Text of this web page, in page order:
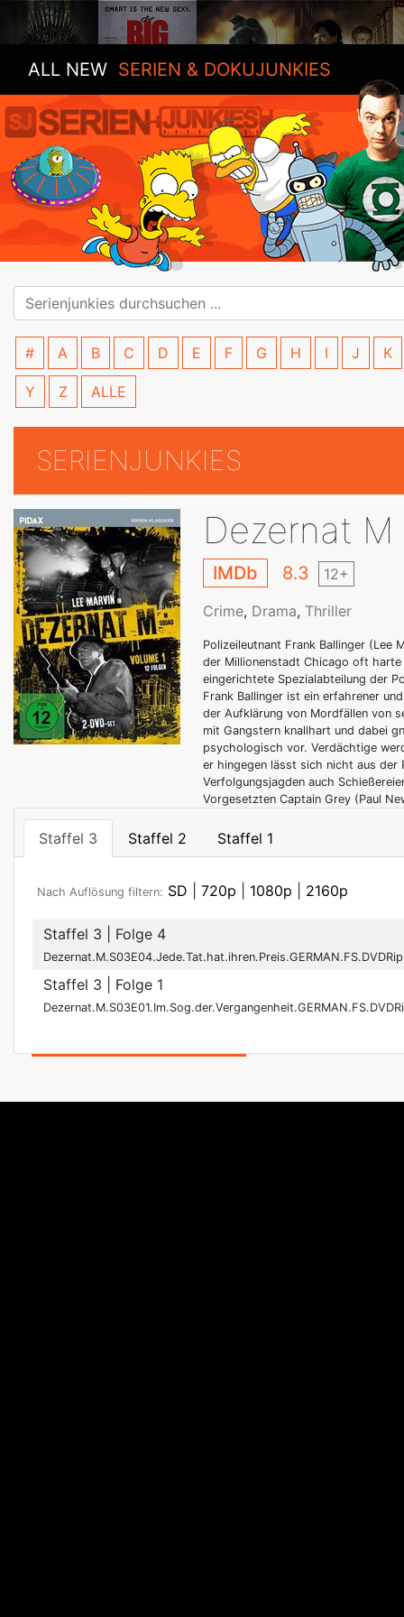
ALL NEW SERIEN & DOKUJUNKIES
# A B C D E F G H I J K
Y Z ALLE
SERIENJUNKIES
Dezernat M
IMDb 8.3 12+
Crime, Drama, Thriller
Polizeileutnant Frank Ballinger (Lee
der Millionenstadt Chicago oft
eingerichtete Spezialabteilung der
Frank Ballinger ist ein erfahrener
der Aufklärung von Mordfällen von
mit Gangstern knallhart und dabei
psychologisch vor. Verdächtige
er hingegen lässt sich nicht aus der
Verfolgungsjagden auch
Vorgesetzten Captain Grey (Paul
Staffel 3 Staffel 2 Staffel 1
Nach Auflösung filtern: SD 720p 1080p 2160p
Staffel 3 | Folge 4
Staffel 3 | Folge 1